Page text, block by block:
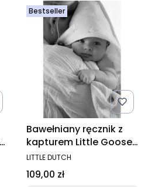
Bestseller
Bawełniany ręcznik z
kapturem Little Goose
75 x 75 cm
PRODUCENT
LITTLE DUTCH
Cena
109,00 zł